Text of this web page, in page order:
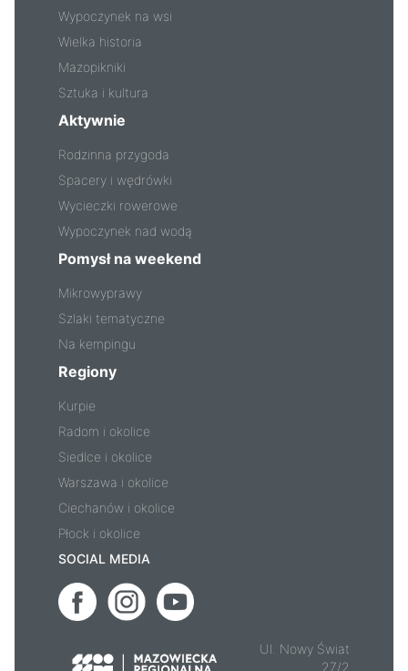
Wypoczynek na wsi
Wielka historia
Mazopikniki
Sztuka i kultura
Aktywnie
Rodzinna przygoda
Spacery i wędrówki
Wycieczki rowerowe
Wypoczynek nad wodą
Pomysł na weekend
Mikrowyprawy
Szlaki tematyczne
Na kempingu
Regiony
Kurpie
Radom i okolice
Siedlce i okolice
Warszawa i okolice
Ciechanów i okolice
Płock i okolice
SOCIAL MEDIA
Ul. Nowy Świat
27/2